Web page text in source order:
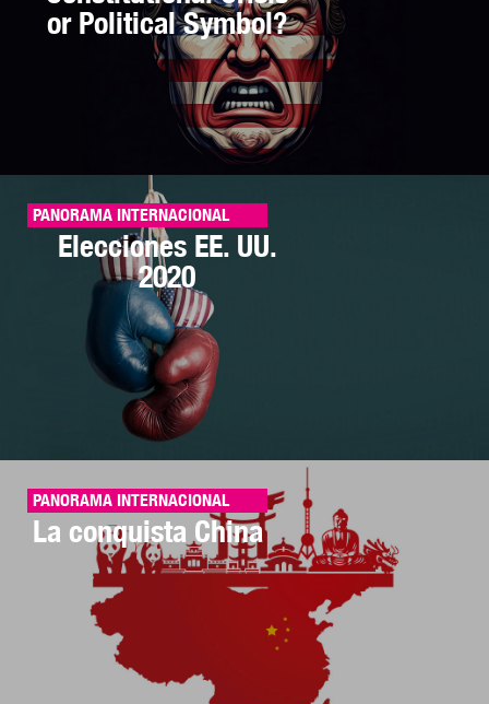
or Political Symbol?
PANORAMA INTERNACIONAL
Elecciones EE. UU.
2020
PANORAMA INTERNACIONAL
La conquista China